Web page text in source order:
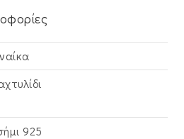
925